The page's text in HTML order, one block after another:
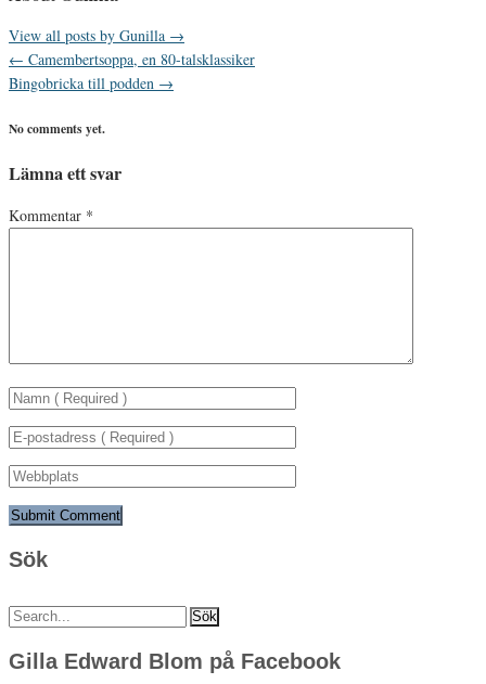
View all posts by Gunilla →
← Camembertsoppa, en 80-talsklassiker
Bingobricka till podden →
No comments yet.
Lämna ett svar
Kommentar *
Sök
Sök
Gilla Edward Blom på Facebook